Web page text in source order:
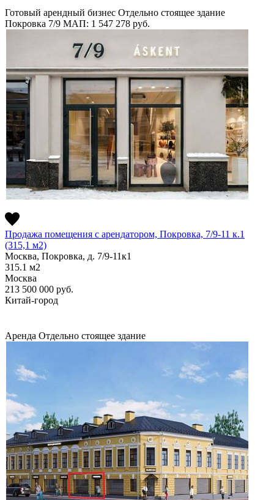
Готовый арендный бизнес Отдельно стоящее здание
Покровка 7/9 МАП: 1 547 278 руб.
Продажа помещения с арендатором, Покровка, 7/9-11 к.1
(315,1 м2)
Москва, Покровка, д. 7/9-11к1
315.1 м2
Москва
213 500 000 руб.
Китай-город
Аренда Отдельно стоящее здание